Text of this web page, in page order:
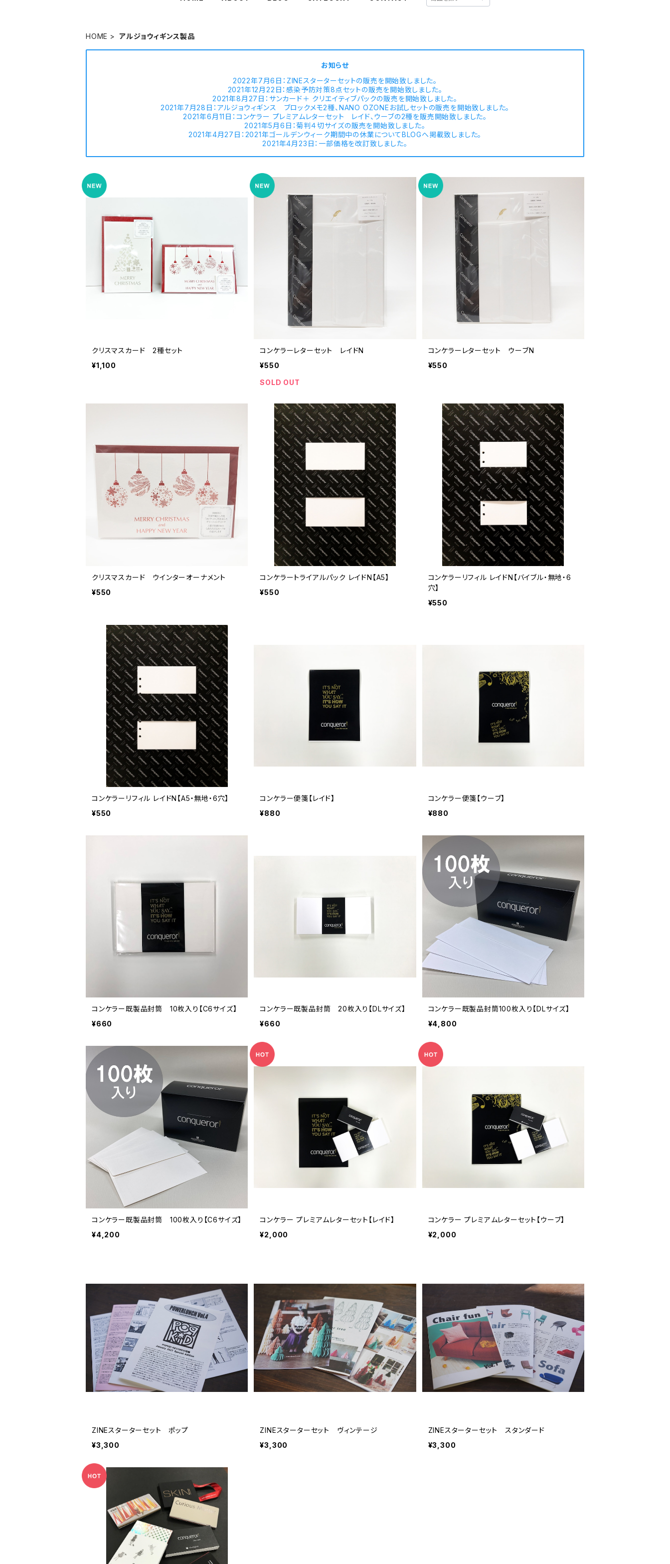
HOME アルジョウィギンス製品
お知らせ
2022年7月6日：ZINEスターターセットの販売を開始致しました。
2021年12月22日：感染予防対策8点セットの販売を開始致しました。
2021年8月27日：サンカード＋ クリエイティブパックの販売を開始致しました。
2021年7月28日：アルジョウィギンス ブロックメモ2種、NANO OZONEお試しセットの販売を開始致しました。
2021年6月11日：コンケラー プレミアムレターセット レイド、ウーブの2種を販売開始致しました。
2021年5月6日：菊判４切サイズの販売を開始致しました。
2021年4月27日：2021年ゴールデンウィーク期間中の休業についてBLOGへ掲載致しました。
2021年4月23日：一部価格を改訂致しました。
クリスマスカード 2種セット
¥1,100
コンケラーレターセット レイドN
¥550
SOLD OUT
コンケラーレターセット ウーブN
¥550
クリスマスカード ウインターオーナメント
¥550
コンケラートライアルパック レイドN【A5】
¥550
コンケラーリフィル レイドN【バイブル・無地・6
穴】
¥550
コンケラーリフィル レイドN【A5・無地・6穴】
¥550
コンケラー便箋【レイド】
¥880
コンケラー便箋【ウーブ】
¥880
コンケラー既製品封筒 10枚入り【C6サイズ】
¥660
コンケラー既製品封筒 20枚入り【DLサイズ】
¥660
コンケラー既製品封筒100枚入り【DLサイズ】
¥4,800
コンケラー既製品封筒 100枚入り【C6サイズ】
¥4,200
コンケラー プレミアムレターセット【レイド】
¥2,000
コンケラー プレミアムレターセット【ウーブ】
¥2,000
ZINEスターターセット ポップ
¥3,300
ZINEスターターセット ヴィンテージ
¥3,300
ZINEスターターセット スタンダード
¥3,300